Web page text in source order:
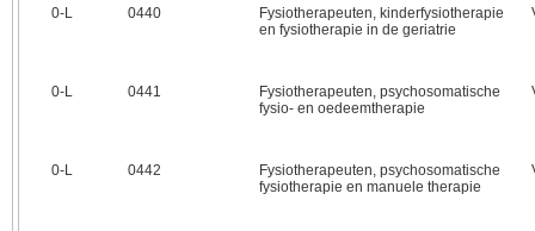
0‑L 0440
Fysiotherapeuten, kinderfysiotherapie
en fysiotherapie in de geriatrie
0‑L 0441
Fysiotherapeuten, psychosomatische
fysio- en oedeemtherapie
0‑L 0442
Fysiotherapeuten, psychosomatische
fysiotherapie en manuele therapie